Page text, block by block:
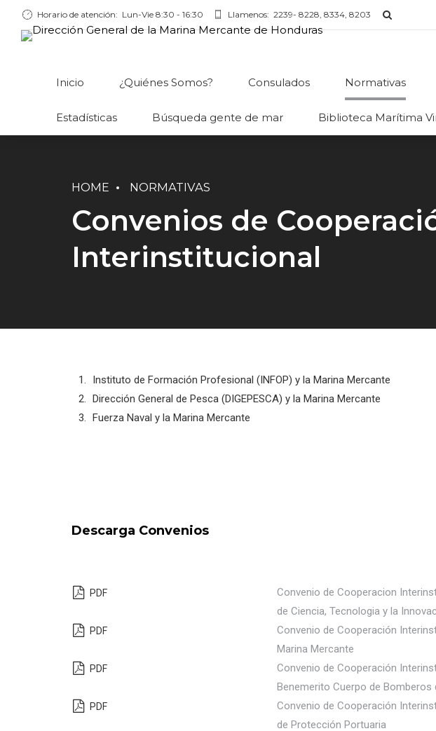
Horario de atención: Lun-Vie 8:30 - 16:30 Llamenos: 2239- 8228, 8334, 8203
Inicio ¿Quiénes Somos? Consulados Normativas
Estadísticas Búsqueda gente de mar Biblioteca Marítima
HOME NORMATIVAS
Convenios de
Interinstitucional
Instituto de Formación Profesional (INFOP) y la Marina Mercante
Dirección General de Pesca (DIGEPESCA) y la Marina Mercante
Fuerza Naval y la Marina Mercante
Descarga Convenios
PDF
Convenio de Cooperacion
de Ciencia, Tecnologia y la
PDF
Convenio de Cooperación
Marina Mercante
PDF
Convenio de Cooperación
Benemerito Cuerpo de Bomberos
PDF
Convenio de Cooperación
de Protección Portuaria